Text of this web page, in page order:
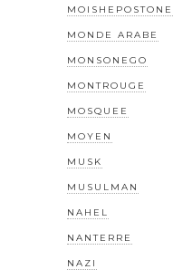
MOISHEPOSTONE
MONDE ARABE
MONSONEGO
MONTROUGE
MOSQUEE
MOYEN
MUSK
MUSULMAN
NAHEL
NANTERRE
NAZI